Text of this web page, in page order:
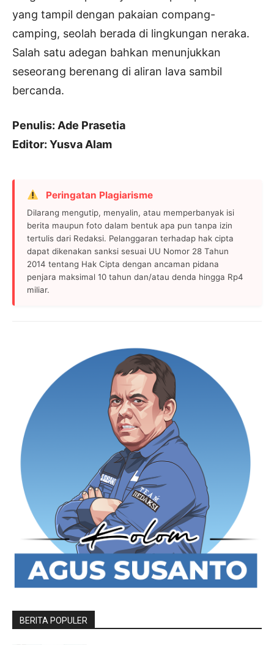
yang tampil dengan pakaian compang-
camping, seolah berada di lingkungan neraka.
Salah satu adegan bahkan menunjukkan
seseorang berenang di aliran lava sambil
bercanda.
Penulis: Ade Prasetia
Editor: Yusva Alam
Peringatan Plagiarisme
Dilarang mengutip, menyalin, atau memperbanyak isi
berita maupun foto dalam bentuk apa pun tanpa izin
tertulis dari Redaksi. Pelanggaran terhadap hak cipta
dapat dikenakan sanksi sesuai UU Nomor 28 Tahun
2014 tentang Hak Cipta dengan ancaman pidana
penjara maksimal 10 tahun dan/atau denda hingga Rp4
miliar.
BERITA POPULER